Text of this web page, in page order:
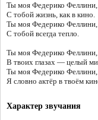
Ты моя Федерико Феллини,
С тобой жизнь, как в кино.
Ты моя Федерико Феллини,
С тобой всегда тепло.
Ты моя Федерико Феллини,
В твоих глазах — целый
Ты моя Федерико Феллини,
Я словно актёр в твоём
Характер звучания